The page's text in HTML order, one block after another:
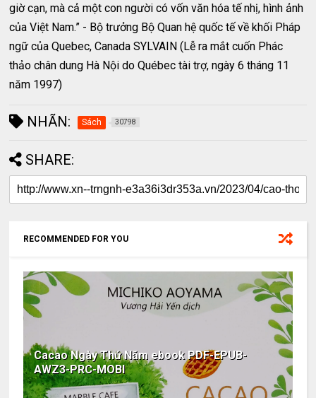
giờ cạn, mà cả một con người có vốn văn hóa tế nhị, hình ảnh
của Việt Nam.” - Bộ trưởng Bộ Quan hệ quốc tế về khối Pháp
ngữ của Quebec, Canada SYLVAIN (Lễ ra mắt cuốn Phác
thảo chân dung Hà Nội do Québec tài trợ, ngày 6 tháng 11
năm 1997)
NHÃN: Sách 30798
SHARE:
RECOMMENDED FOR YOU
Cacao Ngày Thứ Năm ebook PDF-EPUB-
AWZ3-PRC-MOBI